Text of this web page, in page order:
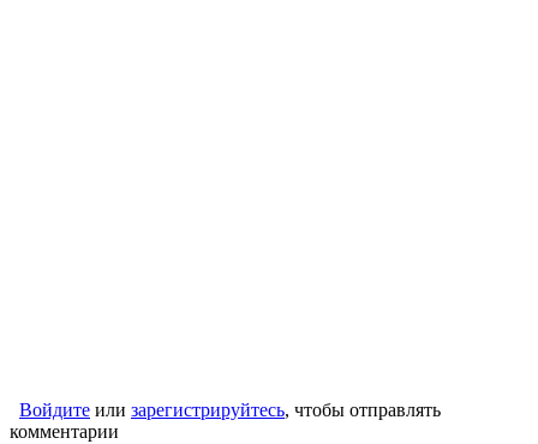
Войдите или зарегистрируйтесь, чтобы отправлять
комментарии